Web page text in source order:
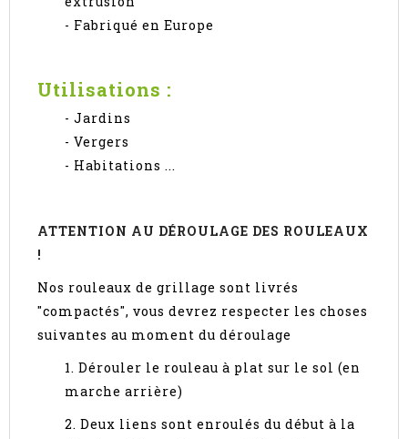
- Fabriqué en Europe
Utilisations :
- Jardins
- Vergers
- Habitations ...
ATTENTION AU DÉROULAGE DES ROULEAUX
!
Nos rouleaux de grillage sont livrés
"compactés", vous devrez respecter les choses
suivantes au moment du déroulage
1. Dérouler le rouleau à plat sur le sol (en
marche arrière)
2. Deux liens sont enroulés du début à la